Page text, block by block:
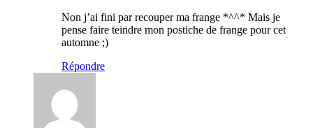
Non j’ai fini par recouper ma frange *^^* Mais je
pense faire teindre mon postiche de frange pour cet
automne ;)
Répondre